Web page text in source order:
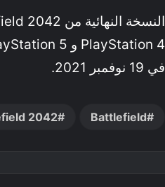
في 19 نوفمبر 2021.
Battlefield
2042